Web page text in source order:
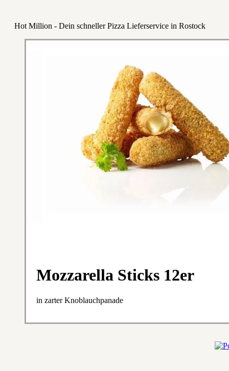
Hot Million - Dein schneller Pizza Lieferservice in Rostock
Mozzarella Sticks 12er
in zarter Knoblauchpanade